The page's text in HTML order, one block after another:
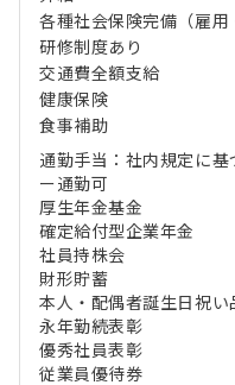
各種社会保険完備（雇用
研修制度あり
交通費全額支給
健康保険
食事補助
通勤手当：社内規定に
ー通勤可
厚生年金基金
確定給付型企業年金
社員持株会
財形貯蓄
本人・配偶者誕生日祝い
永年勤続表彰
優秀社員表彰
従業員優待券